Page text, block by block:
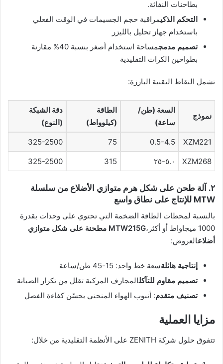
بطاحنات النفاثة.
التحكم الذكيمراقبة حجم الجسيمات في الوقت الفعلي
باستخدام جهاز تحليل بالليزر
تصميم مدمج
مساحة استخدام أصغر بنسبة 40% مقارنة
بطواحين الكرات التقليدية
تشمل النقاط التقنية البارزة:
نموذج
السعة (طن/
ساعة)
الطاقة
(كيلوواط)
دقة الشبكة
(النوع)
XZM221
0.5-4.5
75
325-2500
XZM268 ٥.٠-٢٥ 315
325-2500
٢. آلة طحن على شكل هرم متوازي الأضلاع من سلسلة
MTW للإنتاج على نطاق واسع
بالنسبة لمحطات الطاقة الضخمة التي تحتوي على وحدات بقدرة
1000 ميجاواط أو أكثر،
MTW215G مطحنة على شكل متوازي
أضلاعالعروض:
إنتاجية هائلةسعة خط واحد: 15-45 طن/ساعة
تصميم مقاوم للتآكلالمجارف المركبة تقلل من تكرار الصيانة
تصنيف متقدم: أنبوب الهواء المنحني يحسّن كفاءة الفصل
مزايا العملية
تتفوق حلول شركة ZENITH على الأنظمة التقليدية من خلال: